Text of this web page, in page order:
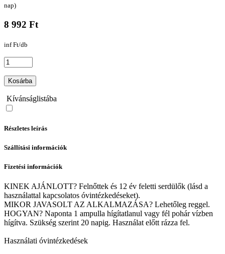
nap)
8 992 Ft
inf Ft/db
Kosárba
Kívánságlistába
Részletes leírás
Szállítási információk
Fizetési információk
KINEK AJÁNLOTT? Felnőttek és 12 év feletti serdülők (lásd a
használattal kapcsolatos óvintézkedéseket).
MIKOR JAVASOLT AZ ALKALMAZÁSA? Lehetőleg reggel.
HOGYAN? Naponta 1 ampulla hígítatlanul vagy fél pohár vízben
hígítva. Szükség szerint 20 napig. Használat előtt rázza fel.
Használati óvintézkedések